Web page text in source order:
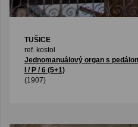
TUŠICE
ref. kostol
Jednomanuálový organ s
I / P / 6 (5+1)
(1907)